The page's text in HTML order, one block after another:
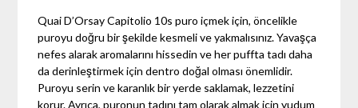
Quai D’Orsay Capitolio 10s puro içmek için, öncelikle
puroyu doğru bir şekilde kesmeli ve yakmalısınız. Yavaşça
nefes alarak aromalarını hissedin ve her puffta tadı daha
da derinleştirmek için dentro doğal olması önemlidir.
Puroyu serin ve karanlık bir yerde saklamak, lezzetini
korur. Ayrıca, puronun tadını tam olarak almak için yudum